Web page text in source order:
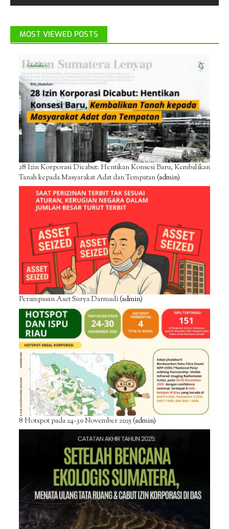
MOST VIEWED POSTS
28 Izin Korporasi Dicabut: Hentikan Konsesi Baru, Kembalikan
Tanah kepada Masyarakat Adat dan Tempatan(admin)
Perampasan Aset Surya Darmadi(admin)
8 Hotspot pada 24-30 November 2025(admin)